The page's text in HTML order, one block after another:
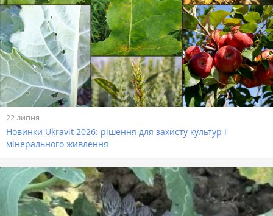
22 липня
Новинки Ukravit 2026: рішення для захисту культур і
мінерального живлення